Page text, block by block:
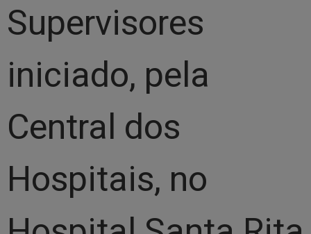
Supervisores
iniciado, pela
Central dos
Hospitais, no